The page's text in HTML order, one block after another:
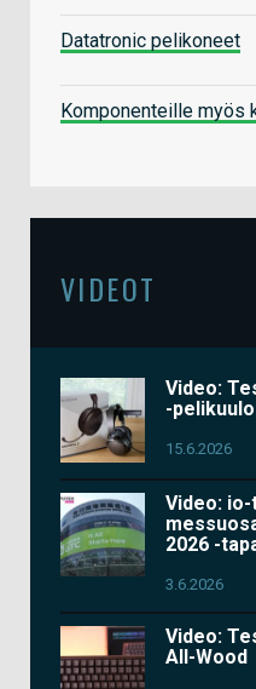
Datatronic pelikoneet
Komponenteille myös
VIDEOT
Video:
-
15.6.2026
Video:
2026 -
3.6.2026
Video:
All-Wood